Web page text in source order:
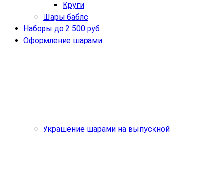
Круги
Шары баблс
Наборы до 2 500 руб
Оформление шарами
Украшение шарами на выпускной